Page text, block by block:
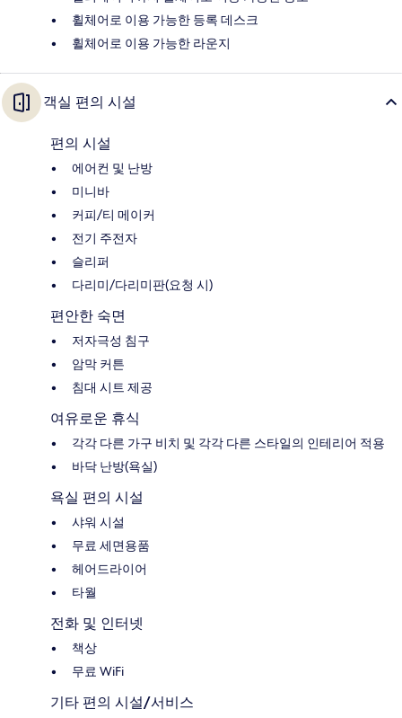
휠체어로 이용 가능한 등록 데스크
휠체어로 이용 가능한 라운지
객실 편의 시설
편의 시설
에어컨 및 난방
미니바
커피/티 메이커
전기 주전자
슬리퍼
다리미/다리미판(요청 시)
편안한 숙면
저자극성 침구
암막 커튼
침대 시트 제공
여유로운 휴식
각각 다른 가구 비치 및 각각 다른 스타일의 인테리어 적용
바닥 난방(욕실)
욕실 편의 시설
샤워 시설
무료 세면용품
헤어드라이어
타월
전화 및 인터넷
책상
무료 WiFi
기타 편의 시설/서비스